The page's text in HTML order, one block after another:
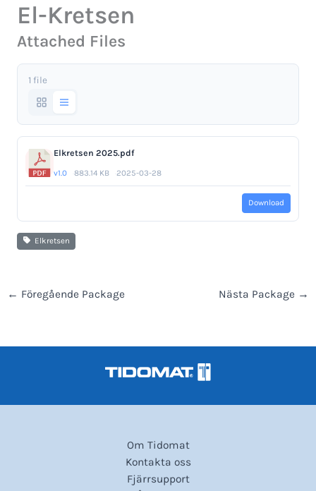
El-Kretsen
Attached Files
1 file
Elkretsen 2025.pdf
v1.0 883.14 KB 2025-03-28
Download
Elkretsen
← Föregående Package Nästa Package →
Om Tidomat
Kontakta oss
Fjärrsupport